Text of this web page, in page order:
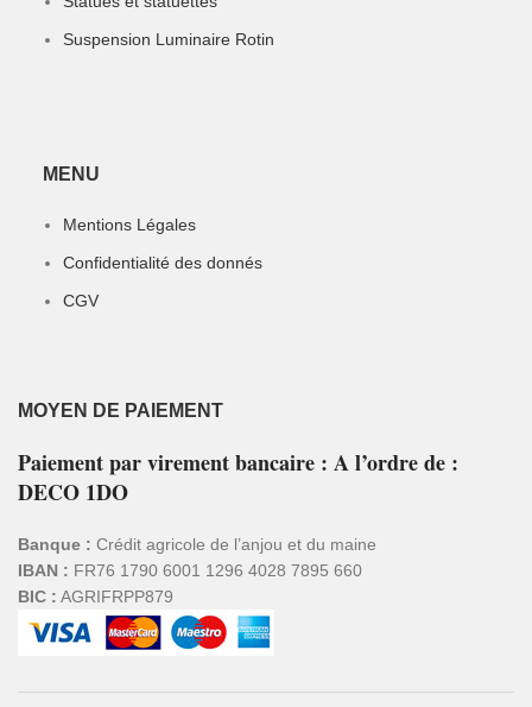
Suspension Luminaire Rotin
MENU
Mentions Légales
Confidentialité des donnés
CGV
MOYEN DE PAIEMENT
Paiement par virement bancaire : A l’ordre de :
DECO 1DO
Banque : Crédit agricole de l’anjou et du maine
IBAN : FR76 1790 6001 1296 4028 7895 660
BIC : AGRIFRPP879